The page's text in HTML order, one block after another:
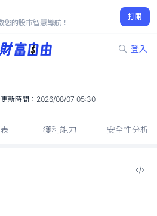
您的股市智慧導航！
打開
登入
-3.29%
新時間： 2026/08/07 05:30
獲利能力 安全性分析